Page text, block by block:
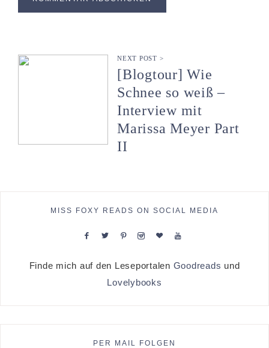
NEXT POST >
[Blogtour] Wie
Schnee so weiß –
Interview mit
Marissa Meyer Part
II
MISS FOXY READS ON SOCIAL MEDIA
Finde mich auf den Leseportalen Goodreads und
Lovelybooks
PER MAIL FOLGEN